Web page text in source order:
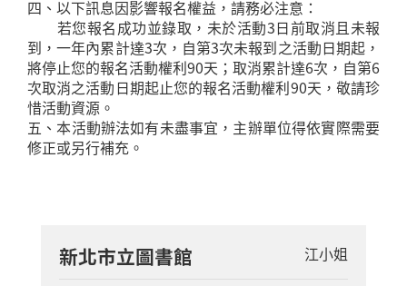
四、以下訊息因影響報名權益，請務必注意：
若您報名成功並錄取，未於活動3日前取消且未報
到，一年內累計達3次，自第3次未報到之活動日期起，
將停止您的報名活動權利90天；取消累計達6次，自第6
次取消之活動日期起止您的報名活動權利90天，敬請珍
惜活動資源。
五、本活動辦法如有未盡事宜，主辦單位得依實際需要
修正或另行補充。
新北市立圖書館 江小姐